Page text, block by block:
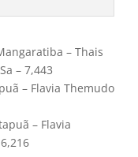
– Thais
– 7,443
– Flavia Themudo
– Flavia